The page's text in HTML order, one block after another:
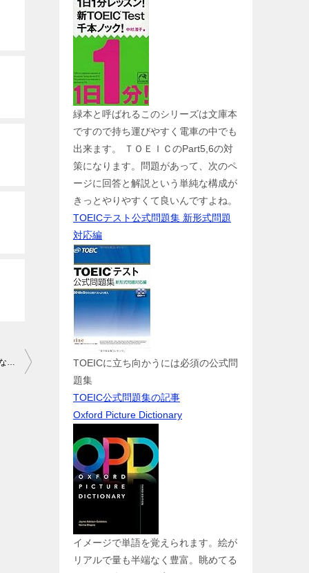
漫画多読の試しとして「（英語版）ブラックジャックによろしく」なら無料で読める
緑本と呼ばれるこのシリーズは文庫本
ですので持ち運びやすく電車の中でも
出来ます。 ＴＯＥＩＣのPart5,6の対
策になります。問題があって、次のペ
ージに回答と解説という単純な構成が
きっとやりやすくて良いんですよね。
TOEICテスト公式問題集 新形式問題
対応編
TOEICに立ち向かうには必須の公式問
題集
TOEIC公式問題集の記事
Oxford Picture Dictionary
イメージで単語を覚えられます。絵が
リアルで量も半端なく豊富。眺めてる